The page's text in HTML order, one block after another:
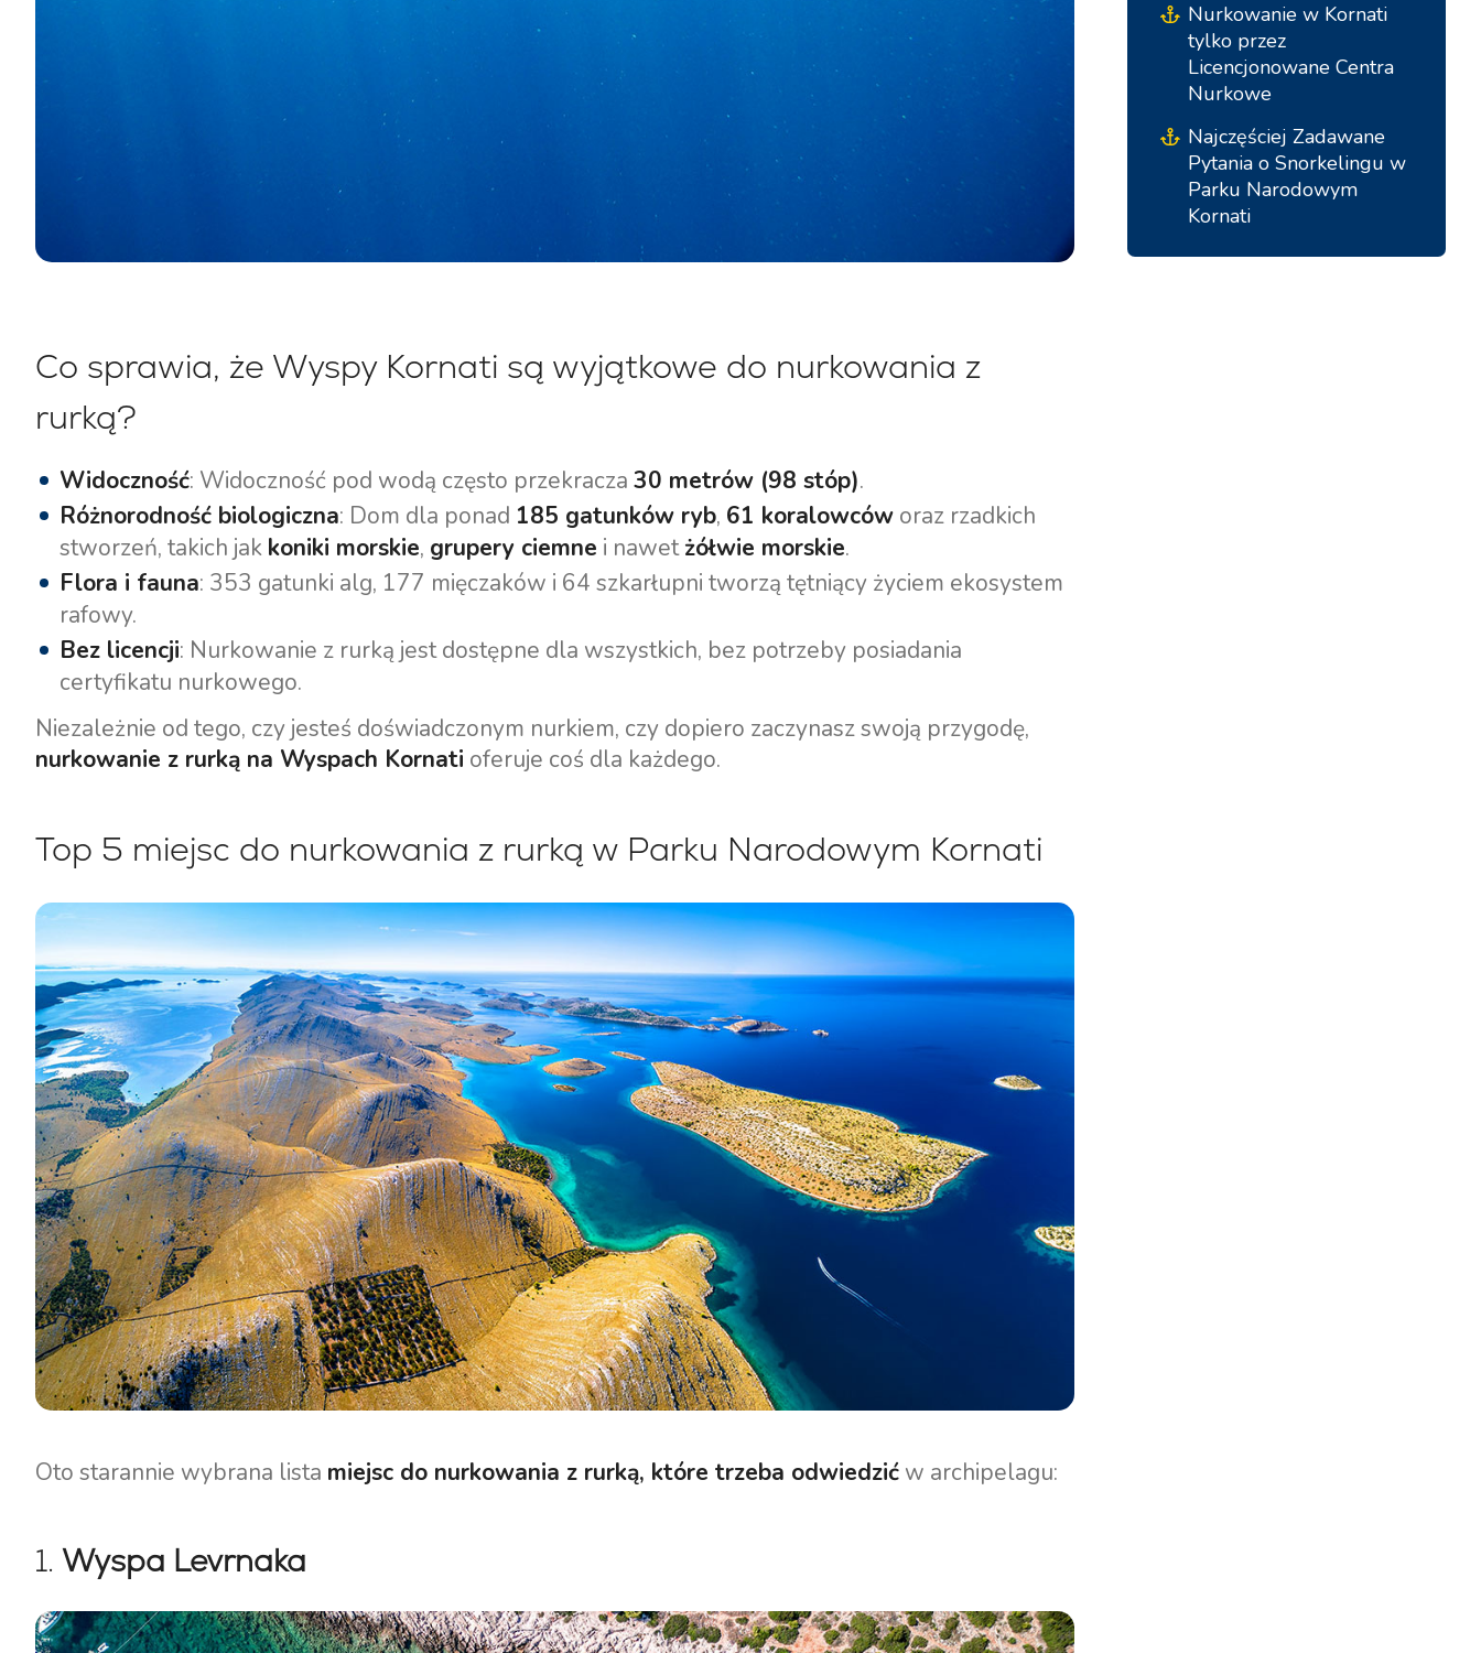
Co sprawia, że Wyspy Kornati są wyjątkowe do nurkowania z
rurką?
Widoczność: Widoczność pod wodą często przekracza 30 metrów (98 stóp).
Różnorodność biologiczna: Dom dla ponad 185 gatunków ryb, 61 koralowców oraz rzadkich
stworzeń, takich jak koniki morskie, grupery ciemne i nawetżółwie morskie.
Flora i fauna: 353 gatunki alg, 177 mięczaków i 64 szkarłupni tworzą tętniący życiem ekosystem
rafowy.
Bez licencji: Nurkowanie z rurką jest dostępne dla wszystkich, bez potrzeby posiadania
certyfikatu nurkowego.
Niezależnie od tego, czy jesteś doświadczonym nurkiem, czy dopiero zaczynasz swoją przygodę,
nurkowanie z rurką na Wyspach Kornati oferuje coś dla każdego.
Top 5 miejsc do nurkowania z rurką w Parku Narodowym Kornati
Oto starannie wybrana lista miejsc do nurkowania z rurką, które trzeba odwiedzić w archipelagu:
1. Wyspa Levrnaka
Nurkowanie w Kornati
tylko przez
Licencjonowane Centra
Nurkowe
Najczęściej Zadawane
Pytania o Snorkelingu w
Parku Narodowym
Kornati
Katamarany Motorowe
Jachty motorowe
Czarter Jachtów Bez Załogi
Czarter Jachtów
Region Żeglarski Zadar
Region Żeglarski Sibenik
Vodice
Region Żeglarski Split
Region Żeglarski
Region Żeglarski Kvarner
Marina Kremik, Primošten
Marina Frapa, Rogoznica
ACI Marina Split
Marina Šangulin, Biograd
ACI Marina Vodice
D-Marin Dalmacija,
Sukošan
Bazy Północne
Pula, ACI Marina Pomer